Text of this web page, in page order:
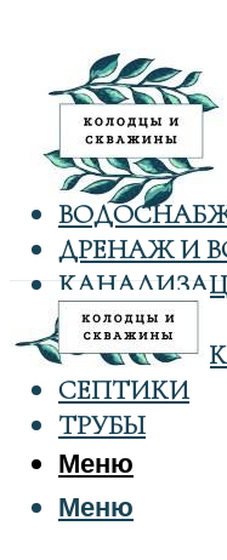
ДРЕНАЖ И
КОЛОДЦЫ
СЕПТИКИ
ТРУБЫ
Меню
Меню